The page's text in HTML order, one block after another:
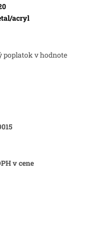
acryl
poplatok v hodnote
v cene